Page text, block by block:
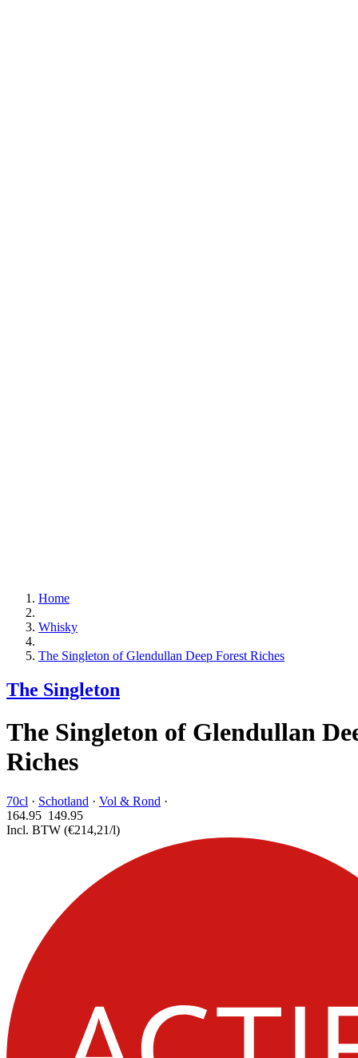
Home
Whisky
The Singleton of Glendullan Deep Forest Riches
The Singleton
The Singleton of Glendullan
Riches
70cl · Schotland · Vol & Rond ·
164.95 149.95
Incl. BTW (€214,21/l)